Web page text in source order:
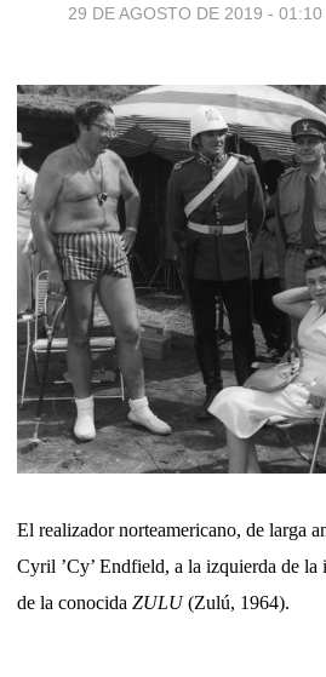
29 DE AGOSTO DE 2019 - 01:10
El realizador norteamericano, de larga
Cyril ’Cy’ Endfield, a la izquierda de la
de la conocida ZULU(Zulú, 1964).